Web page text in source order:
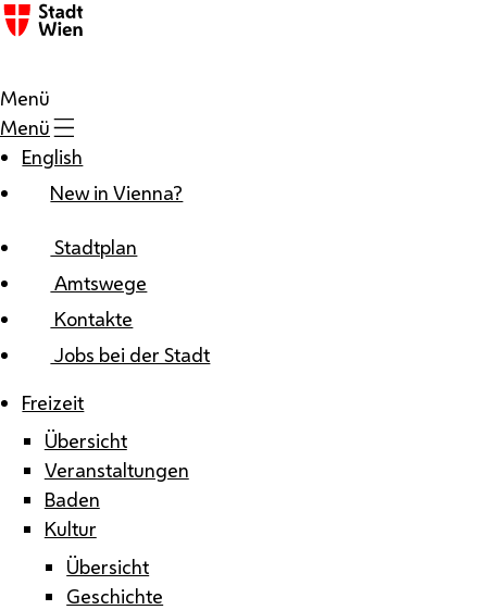
Zum Inhalt
Menü
Menü
English
New in Vienna?
Stadtplan
Amtswege
Kontakte
Jobs bei der Stadt
Freizeit
Übersicht
Veranstaltungen
Baden
Kultur
Übersicht
Geschichte